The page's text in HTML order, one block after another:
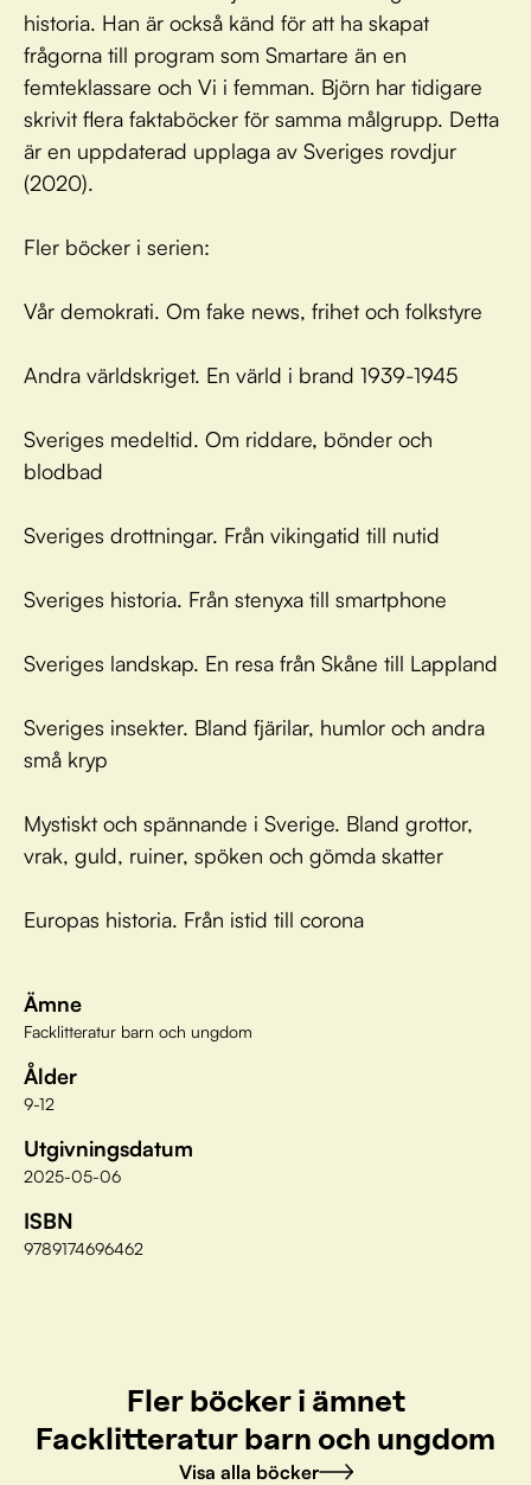
historia. Han är också känd för att ha skapat
frågorna till program som Smartare än en
femteklassare och Vi i femman. Björn har tidigare
skrivit flera faktaböcker för samma målgrupp. Detta
är en uppdaterad upplaga av Sveriges rovdjur
(2020).
Fler böcker i serien:
Vår demokrati. Om fake news, frihet och folkstyre
Andra världskriget. En värld i brand 1939-1945
Sveriges medeltid. Om riddare, bönder och
blodbad
Sveriges drottningar. Från vikingatid till nutid
Sveriges historia. Från stenyxa till smartphone
Sveriges landskap. En resa från Skåne till Lappland
Sveriges insekter. Bland fjärilar, humlor och andra
små kryp
Mystiskt och spännande i Sverige. Bland grottor,
vrak, guld, ruiner, spöken och gömda skatter
Europas historia. Från istid till corona
Ämne
Facklitteratur barn och ungdom
Ålder
9-12
Utgivningsdatum
2025-05-06
ISBN
9789174696462
Fler böcker i ämnet
Facklitteratur barn och ungdom
Visa alla böcker